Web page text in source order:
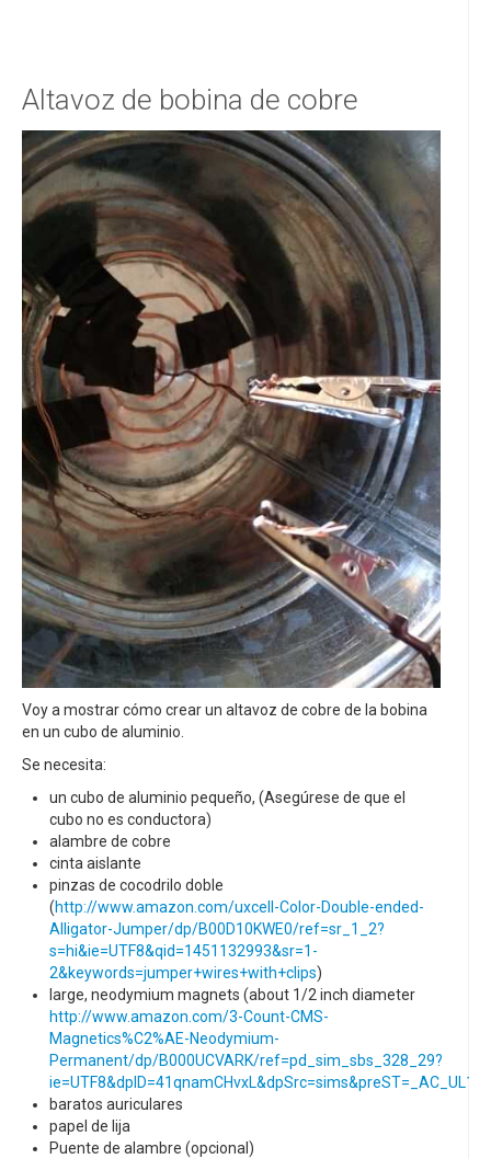
Altavoz de bobina de cobre
Voy a mostrar cómo crear un altavoz de cobre de la bobina
en un cubo de aluminio.
Se necesita:
un cubo de aluminio pequeño, (Asegúrese de que el
cubo no es conductora)
alambre de cobre
cinta aislante
pinzas de cocodrilo doble
(http://www.amazon.com/uxcell-Color-Double-ended-
Alligator-Jumper/dp/B00D10KWE0/ref=sr_1_2?
s=hi&ie=UTF8&qid=1451132993&sr=1-
2&keywords=jumper+wires+with+clips)
large, neodymium magnets (about 1/2 inch diameter
http://www.amazon.com/3-Count-CMS-
Magnetics%C2%AE-Neodymium-
Permanent/dp/B000UCVARK/ref=pd_sim_sbs_328_29?
baratos auriculares
papel de lija
Puente de alambre (opcional)